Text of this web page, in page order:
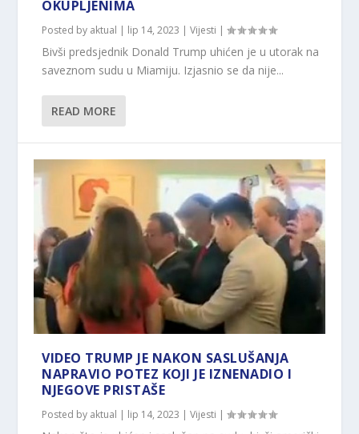
OKUPLJENIMA
Posted by aktual | lip 14, 2023 |Vijesti |
Bivši predsjednik Donald Trump uhićen je u utorak na
saveznom sudu u Miamiju. Izjasnio se da nije...
READ MORE
VIDEO TRUMP JE NAKON SASLUŠANJA
NAPRAVIO POTEZ KOJI JE IZNENADIO I
NJEGOVE PRISTAŠE
Posted by aktual | lip 14, 2023 |Vijesti |